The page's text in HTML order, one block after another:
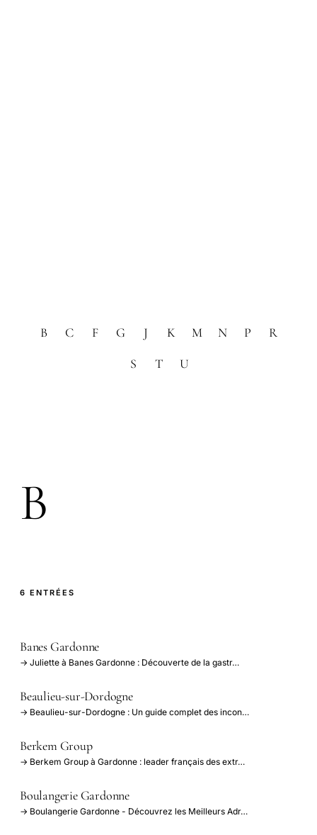
B C F G J K M N P
R
S
T U
B
6 ENTRÉES
Banes Gardonne
→ Juliette à Banes Gardonne : Découverte de la gastr…
Beaulieu-sur-Dordogne
→ Beaulieu-sur-Dordogne : Un guide complet des incon…
Berkem Group
→ Berkem Group à Gardonne : leader français des extr…
Boulangerie Gardonne
→ Boulangerie Gardonne - Découvrez les Meilleurs Adr…